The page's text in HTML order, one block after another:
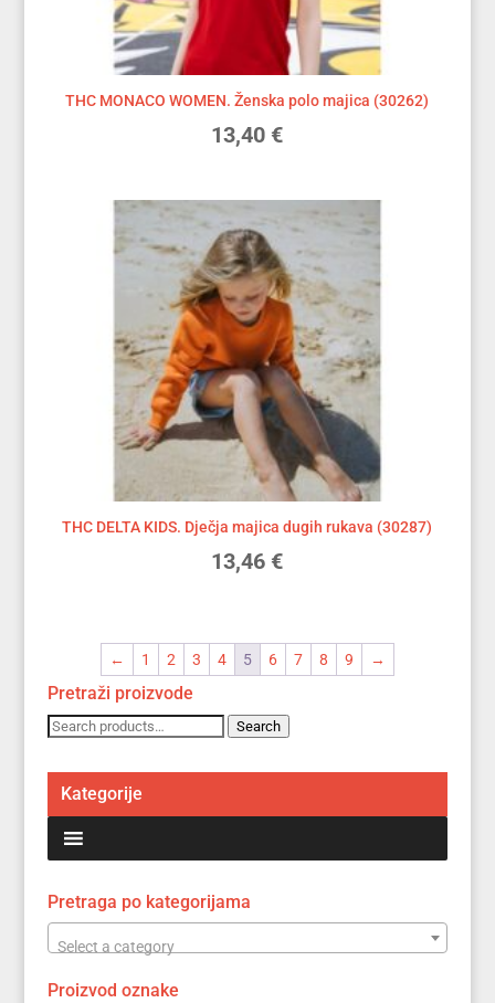
THC MONACO WOMEN. Ženska polo majica (30262)
13,40 €
THC DELTA KIDS. Dječja majica dugih rukava (30287)
13,46 €
← 1 2 3 4 5 6 7 8 9 →
Pretraži proizvode
Search
Search
Kategorije
Pretraga po kategorijama
Select a category
Proizvod oznake